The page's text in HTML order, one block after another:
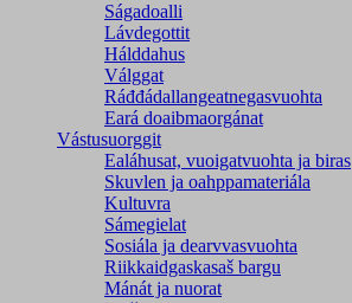
Ságadoalli
Lávdegottit
Hálddahus
Válggat
Ráđđádallangeatnegas­vuohta
Eará doaibmaorgánat
Vástusuorggit
Ealáhusat, vuoigatvuohta ja biras
Skuvlen ja oahppamateriála
Kultuvra
Sámegielat
Sosiála ja dearvvasvuohta
Riikkaidgaskasaš bargu
Mánát ja nuorat